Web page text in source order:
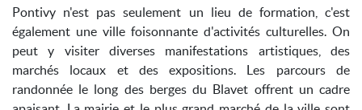
Pontivy n'est pas seulement un lieu de formation, c'est
également une ville foisonnante d'activités culturelles. On
peut y visiter diverses manifestations artistiques, des
marchés locaux et des expositions. Les parcours de
randonnée le long des berges du Blavet offrent un cadre